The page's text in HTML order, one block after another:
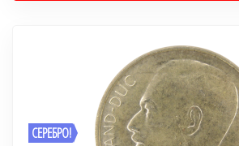
СЕРЕБРО!